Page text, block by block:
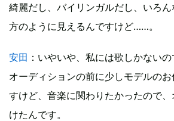
綺麗だし、バイリンガルだし、いろ
方のように見えるんですけど……。
安田 ：いやいや、私には歌しかない
オーディションの前に少しモデルの
すけど、音楽に関わりたかったので
けたんです。